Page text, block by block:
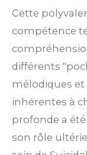
Cette
compétence
différents
mélodiques et
inhérentes à
profonde a
son rôle